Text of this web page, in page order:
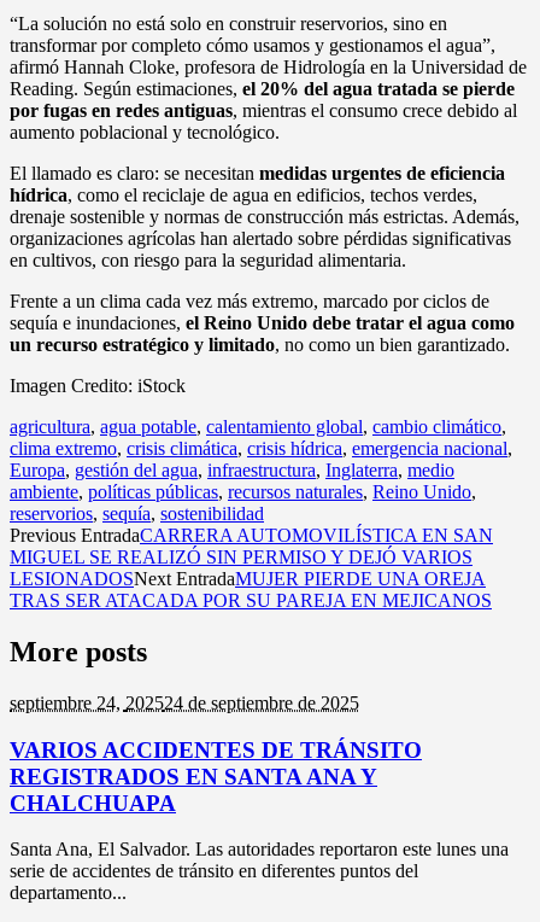
“La solución no está solo en construir reservorios, sino en
transformar por completo cómo usamos y gestionamos el agua”,
afirmó Hannah Cloke, profesora de Hidrología en la Universidad de
Reading. Según estimaciones, el 20% del agua tratada se pierde
por fugas en redes antiguas, mientras el consumo crece debido al
aumento poblacional y tecnológico.
El llamado es claro: se necesitan medidas urgentes de eficiencia
hídrica, como el reciclaje de agua en edificios, techos verdes,
drenaje sostenible y normas de construcción más estrictas. Además,
organizaciones agrícolas han alertado sobre pérdidas significativas
en cultivos, con riesgo para la seguridad alimentaria.
Frente a un clima cada vez más extremo, marcado por ciclos de
sequía e inundaciones, el Reino Unido debe tratar el agua como
un recurso estratégico y limitado, no como un bien garantizado.
Imagen Credito: iStock
agricultura, agua potable, calentamiento global, cambio climático,
clima extremo, crisis climática, crisis hídrica, emergencia nacional,
Europa, gestión del agua, infraestructura, Inglaterra, medio
ambiente, políticas públicas, recursos naturales, Reino Unido,
reservorios, sequía, sostenibilidad
Previous EntradaCARRERA AUTOMOVILÍSTICA EN SAN
MIGUEL SE REALIZÓ SIN PERMISO Y DEJÓ VARIOS
LESIONADOSNext EntradaMUJER PIERDE UNA OREJA
TRAS SER ATACADA POR SU PAREJA EN MEJICANOS
More posts
septiembre 24, 202524 de septiembre de 2025
VARIOS ACCIDENTES DE TRÁNSITO
REGISTRADOS EN SANTA ANA Y
CHALCHUAPA
Santa Ana, El Salvador. Las autoridades reportaron este lunes una
serie de accidentes de tránsito en diferentes puntos del
departamento...